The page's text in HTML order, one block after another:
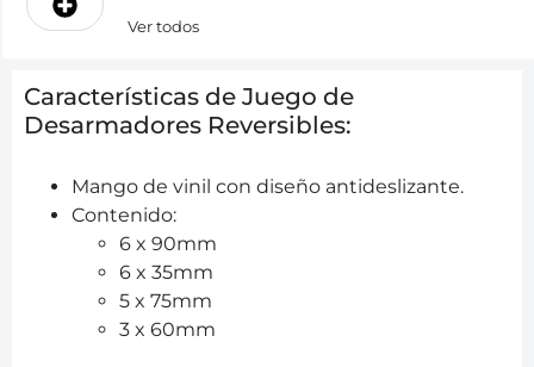
Ver todos
Características de Juego de
Desarmadores Reversibles:
Mango de vinil con diseño antideslizante.
Contenido:
6 x 90mm
6 x 35mm
5 x 75mm
3 x 60mm